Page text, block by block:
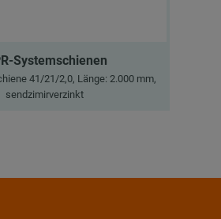
Systemschienen
41/21/2,0, Länge: 2.000 mm,
sendzimirverzinkt